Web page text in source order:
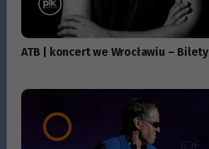
ATB | koncert we Wrocławiu – Bilety